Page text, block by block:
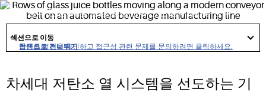
접근성 정책을 확인하고 접근성 관련 문제를 문의하려면 클릭하세요.
탐색으로 건너뛰기
콘텐츠로 건너뛰기
검색으로 건너뛰기
간 보장과 운영 비용 절감을 실현하는 공정 가열 및 냉각 기술
을 통해 산업 운영자를 지원합니다.
to
section
섹션으로 이동
차세대 저탄소 열 시스템을 선도하는 기